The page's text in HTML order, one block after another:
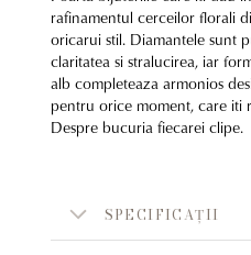
rafinamentul cerceilor florali
oricarui stil. Diamantele sunt
claritatea si stralucirea, iar
alb completeaza armonios
pentru orice moment, care iti
Despre bucuria fiecarei clipe.
SPECIFICAȚII